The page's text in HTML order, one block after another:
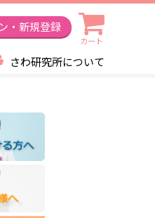
・新規登録
カート
さわ研究所について